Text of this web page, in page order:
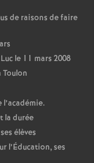
o
r
s
de raisons de faire
le 11 mars 2008
Toulon
l’académie.
la durée
élèves
l’Éducation, ses